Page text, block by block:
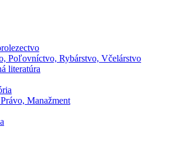
Poľovníctvo, Rybárstvo, Včelárstvo
literatúra
Manažment